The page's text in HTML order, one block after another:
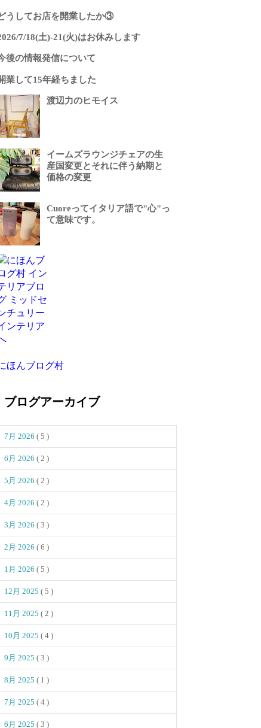
うしてお店を開業したか③
7/18(土)-21(火)はお休みします
後の情報発信について
業して15年経ちました
渡辺力のヒモイス
イームズラウンジチェアの生
産国変更とそれに伴う納期と
価格の変更
Cuoreってイタリア語で"心"っ
て意味です。
ほんブログ村
ブログアーカイブ
7月 2026 ( 5 )
6月 2026 ( 2 )
5月 2026 ( 2 )
4月 2026 ( 2 )
3月 2026 ( 3 )
2月 2026 ( 6 )
1月 2026 ( 5 )
12月 2025 ( 5 )
11月 2025 ( 2 )
10月 2025 ( 4 )
9月 2025 ( 3 )
8月 2025 ( 1 )
7月 2025 ( 4 )
6月 2025 ( 3 )